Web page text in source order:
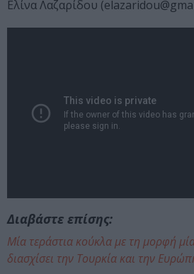
Ελίνα Λαζαρίδου
Διαβάστε επίσης:
Μία τεράστια κούκλα με τη μορφή
διασχίσει την Τουρκία και την